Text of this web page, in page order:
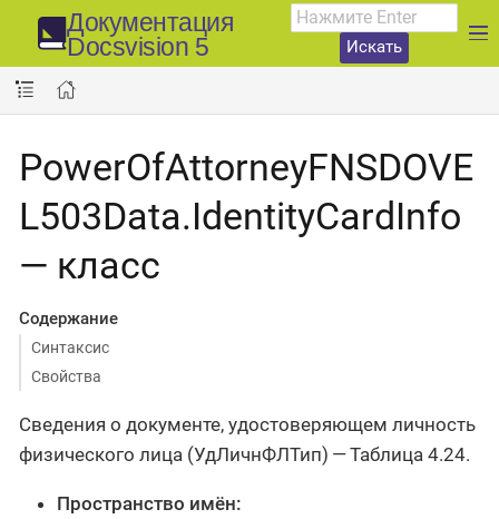
Документация
Docsvision 5
Искать
PowerOfAttorneyFNSDOVE
L503Data.IdentityCardInfo
— класс
Содержание
Синтаксис
Свойства
Сведения о документе, удостоверяющем личность
физического лица (УдЛичнФЛТип) — Таблица 4.24.
Пространство имён: